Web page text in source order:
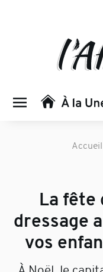
Accueil
La fête
dressage
vos